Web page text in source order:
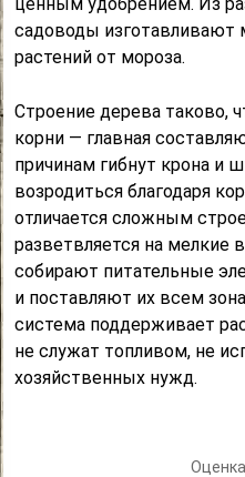
садоводы изготавливают
растений от мороза.
Строение дерева таково,
корни — главная
причинам гибнут крона и
возродиться благодаря
отличается сложным
разветвляется на
собирают питательные
и поставляют их всем
система поддерживает
не служат топливом, не
хозяйственных нужд.